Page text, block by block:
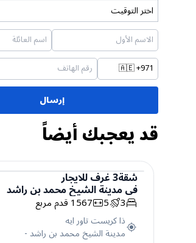
اختر التوقيت
🇦🇪+971
إرسال
قد يعجبك أيضاً
شقة
شقة3غرفللايجار
فيمدينة الشيخ محمد بن راشد
3
5
1567قدم مربع
ذا كريست تاور ايه
مدينة الشيخ محمد بن راشد-